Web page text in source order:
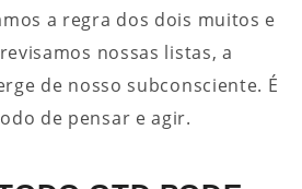
a regra dos dois muitos e
nossas listas, a
de nosso subconsciente. É
de pensar e agir.